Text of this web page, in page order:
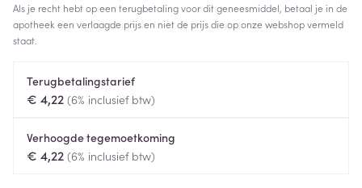
Als je recht hebt op een terugbetaling voor dit geneesmiddel, betaal je in de
apotheek een verlaagde prijs en niet de prijs die op onze webshop vermeld
staat.
Terugbetalingstarief
€ 4,22 (6% inclusief btw)
Verhoogde tegemoetkoming
€ 4,22 (6% inclusief btw)